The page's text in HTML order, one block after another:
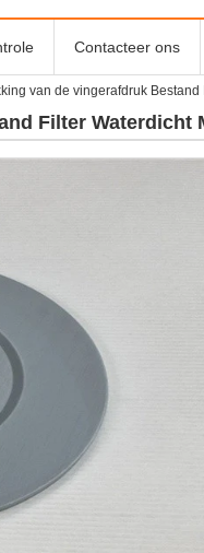
Contacteer ons
van de vingerafdruk
Filter Waterdicht